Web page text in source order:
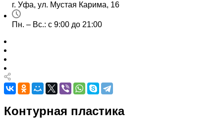
г. Уфа, ул. Мустая Карима, 16
Пн. – Вс.: с 9:00 до 21:00
Контурная пластика